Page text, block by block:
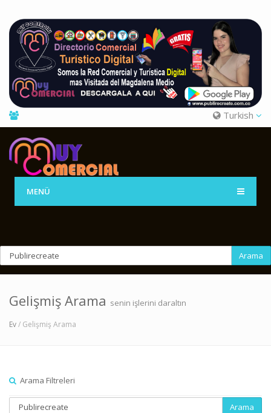
Turkish
MENÜ
Arama
Gelişmiş Arama senin işlerini daraltın
Ev/ Gelişmiş Arama
Arama Filtreleri
Arama